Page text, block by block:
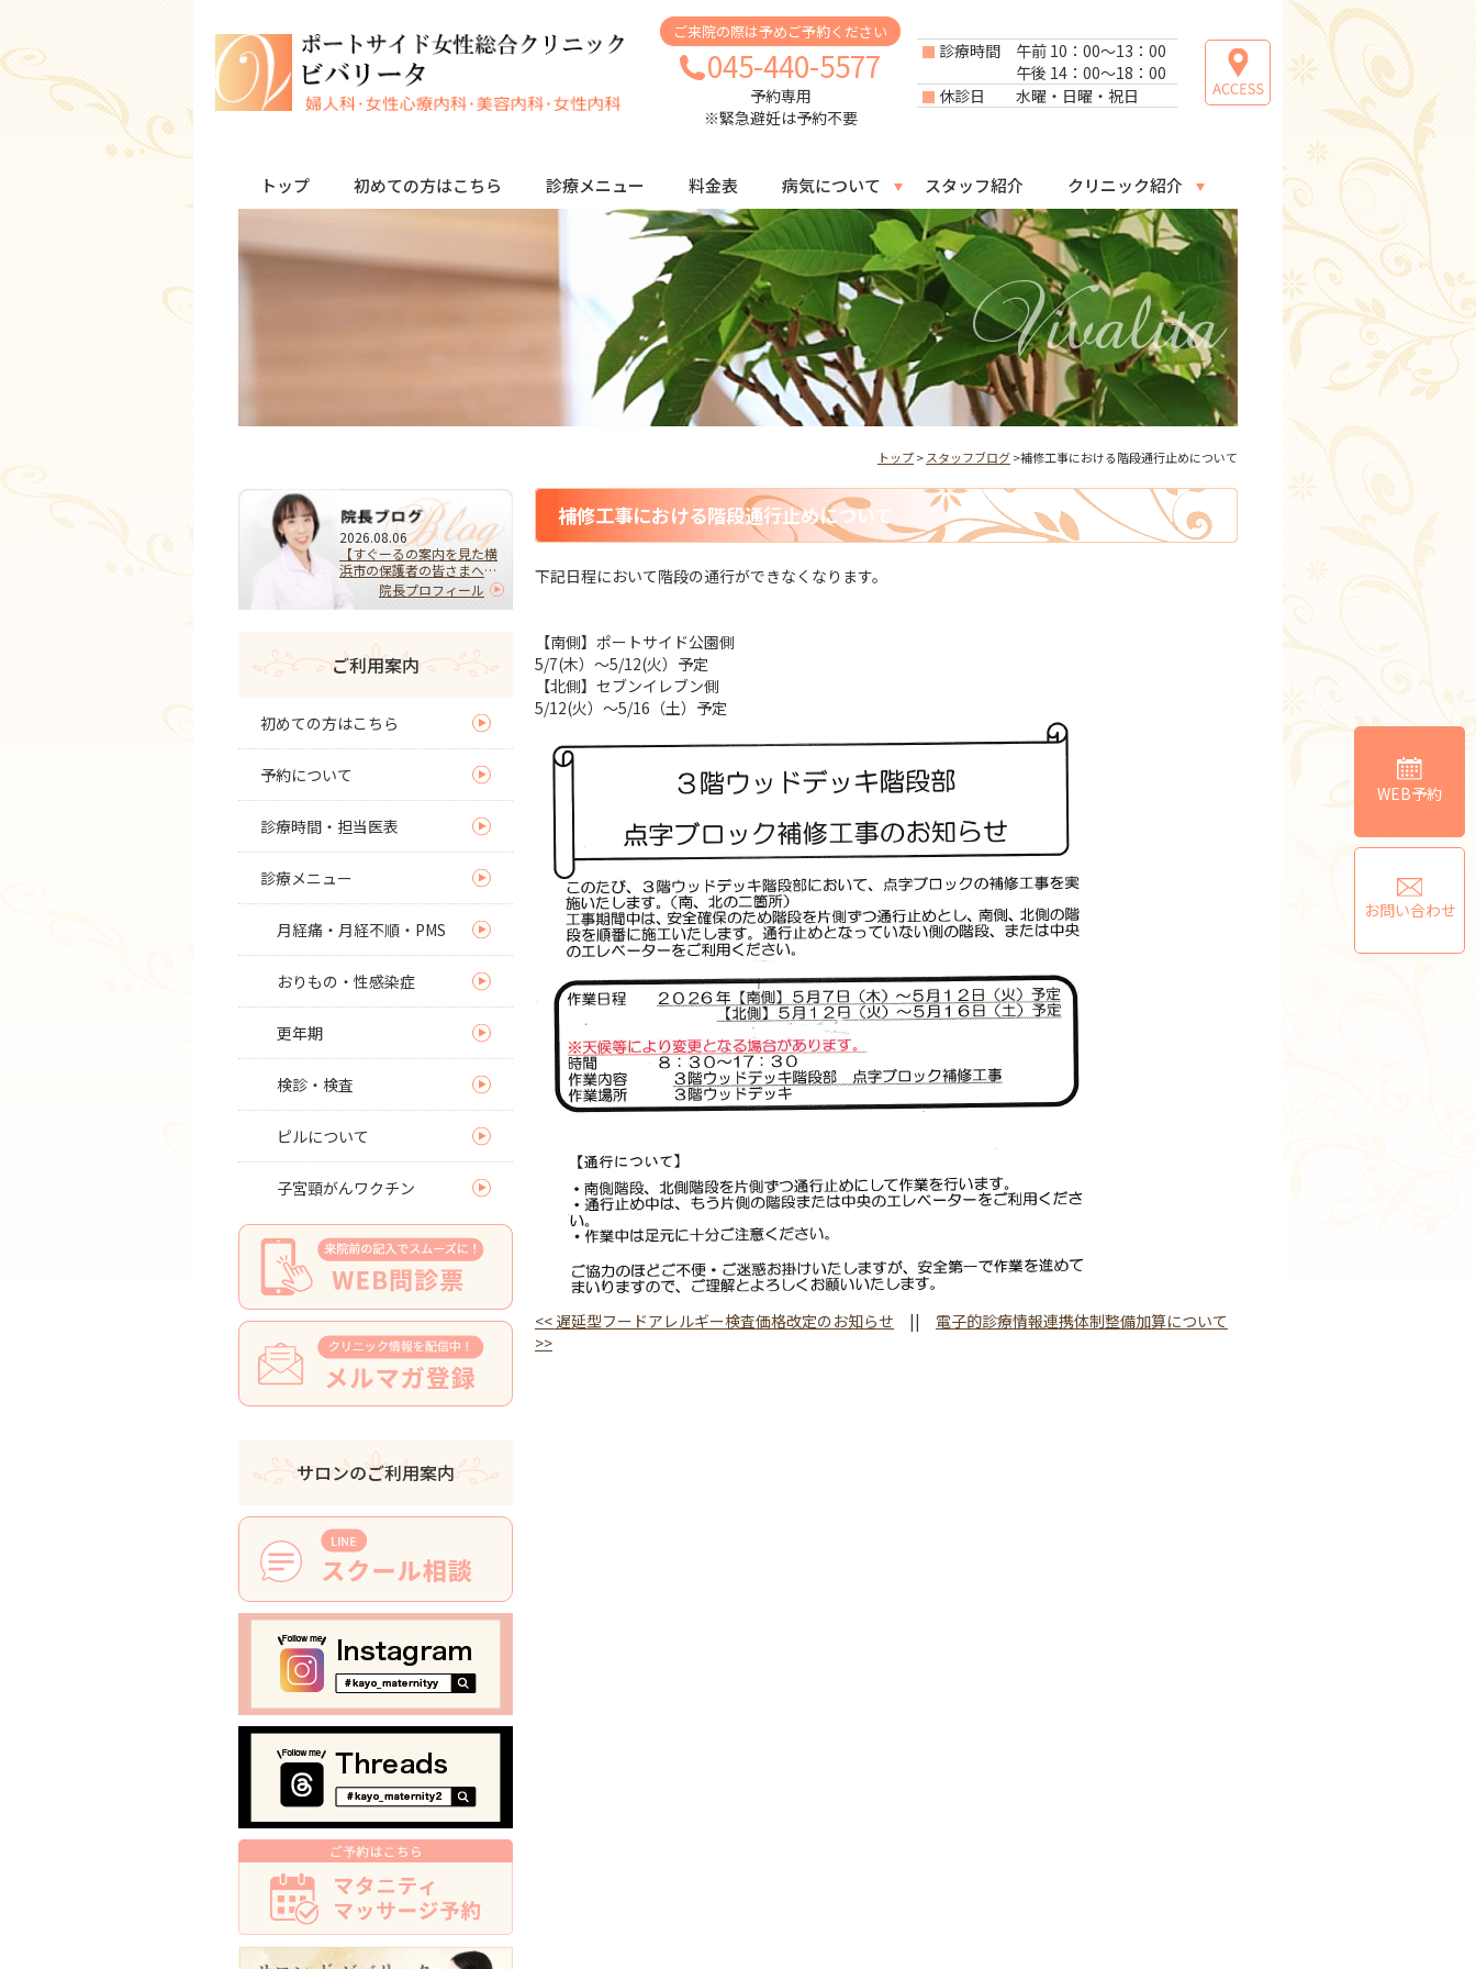
ご来院の際は予めご予約ください
045-440-5577
予約専用
※緊急避妊は予約不要
診療時間
午前 10：00～13：00
午後 14：00～18：00
休診日
水曜・日曜・祝日
トップ 初めての方はこちら 診療メニュー 料金表 病気について スタッフ紹介 クリニック紹介
トップ> スタッフブログ>補修工事における階段通行止めについて
補修工事における階段通行止めについて
下記日程において階段の通行ができなくなります。
【南側】ポートサイド公園側
5/7(木）～5/12(火）予定
【北側】セブンイレブン側
5/12(火）～5/16（土）予定
<< 遅延型フードアレルギー検査価格改定のお知らせ || 電子的診療情報連携体制整備加算について
>>
2026.08.06
【すぐーるの案内を見た横
浜市の保護者の皆さまへ】
HPVワクチンを受けるべ
き？迷ったらまず相談を｜
院長プロフィール
ご利用案内
初めての方はこちら
予約について
診療時間・担当医表
診療メニュー
月経痛・月経不順・PMS
おりもの・性感染症
更年期
検診・検査
ピルについて
子宮頸がんワクチン
サロンのご利用案内
WEB予約
お問い合わせ